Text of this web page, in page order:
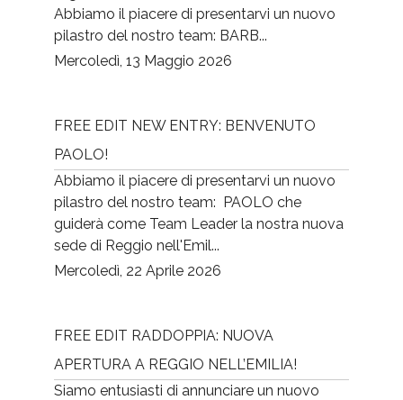
Abbiamo il piacere di presentarvi un nuovo
pilastro del nostro team: BARB...
Mercoledì, 13 Maggio 2026
FREE EDIT NEW ENTRY: BENVENUTO
PAOLO!
Abbiamo il piacere di presentarvi un nuovo
pilastro del nostro team: PAOLO che
guiderà come Team Leader la nostra nuova
sede di Reggio nell'Emil...
Mercoledì, 22 Aprile 2026
FREE EDIT RADDOPPIA: NUOVA
APERTURA A REGGIO NELL’EMILIA!
Siamo entusiasti di annunciare un nuovo